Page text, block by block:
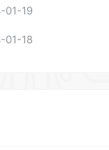
01-19
01-18